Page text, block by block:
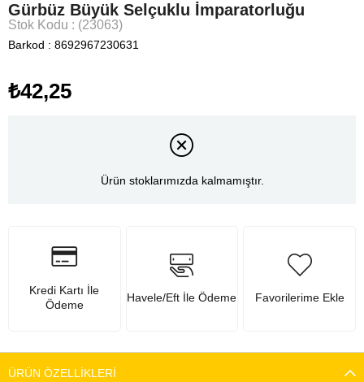
Gürbüz Büyük Selçuklu İmparatorluğu
Stok Kodu (23063)
Barkod : 8692967230631
₺42,25
Ürün stoklarımızda kalmamıştır.
Kredi Kartı İle
Ödeme
Havele/Eft İle Ödeme Favorilerime Ekle
ÜRÜN ÖZELLIKLERI